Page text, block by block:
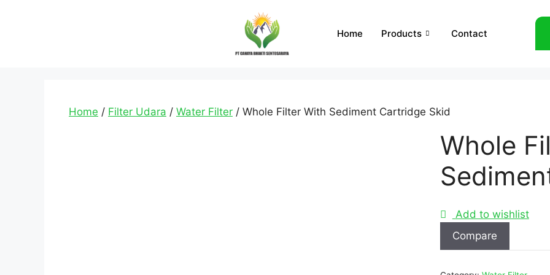
Home Products Contact
Home / Filter Udara / Water Filter / Whole Filter With Sediment Cartridge Skid
Whole
Add to wishlist
Compare